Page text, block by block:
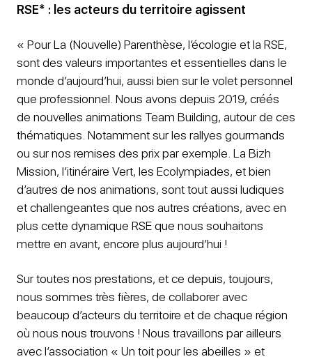
RSE* : les acteurs du territoire agissent
« Pour La (Nouvelle) Parenthèse, l’écologie et la RSE,
sont des valeurs importantes et essentielles dans le
monde d’aujourd’hui, aussi bien sur le volet personnel
que professionnel. Nous avons depuis 2019, créés
de nouvelles animations Team Building, autour de ces
thématiques. Notamment sur les rallyes gourmands
ou sur nos remises des prix par exemple. La Bizh
Mission, l’itinéraire Vert, les Ecolympiades, et bien
d’autres de nos animations, sont tout aussi ludiques
et challengeantes que nos autres créations, avec en
plus cette dynamique RSE que nous souhaitons
mettre en avant, encore plus aujourd’hui !
Sur toutes nos prestations, et ce depuis, toujours,
nous sommes très fières, de collaborer avec
beaucoup d’acteurs du territoire et de chaque région
où nous nous trouvons ! Nous travaillons par ailleurs
avec l’association « Un toit pour les abeilles » et